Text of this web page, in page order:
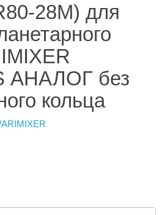
28M) для
АНАЛОГ без
кольца